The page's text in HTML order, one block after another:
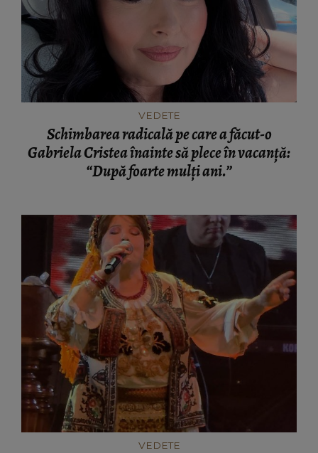
VEDETE
Schimbarea radicală pe care a făcut-o
Gabriela Cristea înainte să plece în vacanță:
“După foarte mulți ani.”
VEDETE